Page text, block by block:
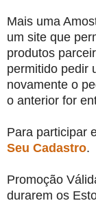
Mais uma
um site que
produtos
permitido pedir
novamente o
o anterior for
Para participar
Seu Cadastro.
Promoção
durarem os